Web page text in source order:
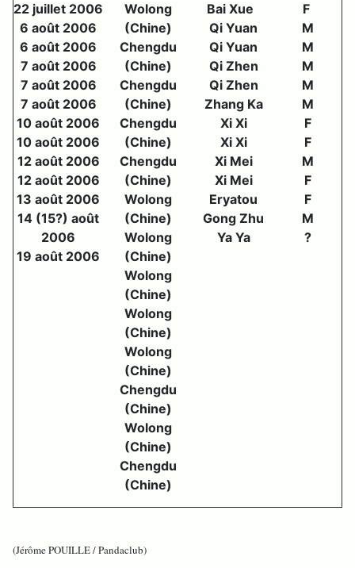
22 juillet 2006
6 août 2006
6 août 2006
7 août 2006
7 août 2006
7 août 2006
10 août 2006
10 août 2006
12 août 2006
12 août 2006
13 août 2006
14 (15?) août
2006
19 août 2006
Wolong
(Chine)
Chengdu
(Chine)
Chengdu
(Chine)
Chengdu
(Chine)
Chengdu
(Chine)
Wolong
(Chine)
Wolong
(Chine)
Wolong
(Chine)
Wolong
(Chine)
Wolong
(Chine)
Chengdu
(Chine)
Wolong
(Chine)
Chengdu
(Chine)
Bai Xue
Qi Yuan
Qi Yuan
Qi Zhen
Qi Zhen
Zhang Ka
Xi Xi
Xi Xi
Xi Mei
Xi Mei
Eryatou
Gong Zhu
Ya Ya
F
M
M
M
M
M
F
F
M
F
F
M
?
(Jérôme POUILLE / Pandaclub)